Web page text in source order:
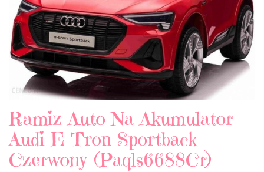
Ramiz Auto Na Akumulator
Audi E Tron Sportback
Czerwony (Paqls6688Cr)